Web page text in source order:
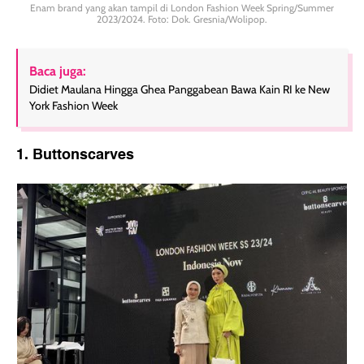
Enam brand yang akan tampil di London Fashion Week Spring/Summer
2023/2024. Foto: Dok. Gresnia/Wolipop.
Baca juga:
Didiet Maulana Hingga Ghea Panggabean Bawa Kain RI ke New
York Fashion Week
1. Buttonscarves